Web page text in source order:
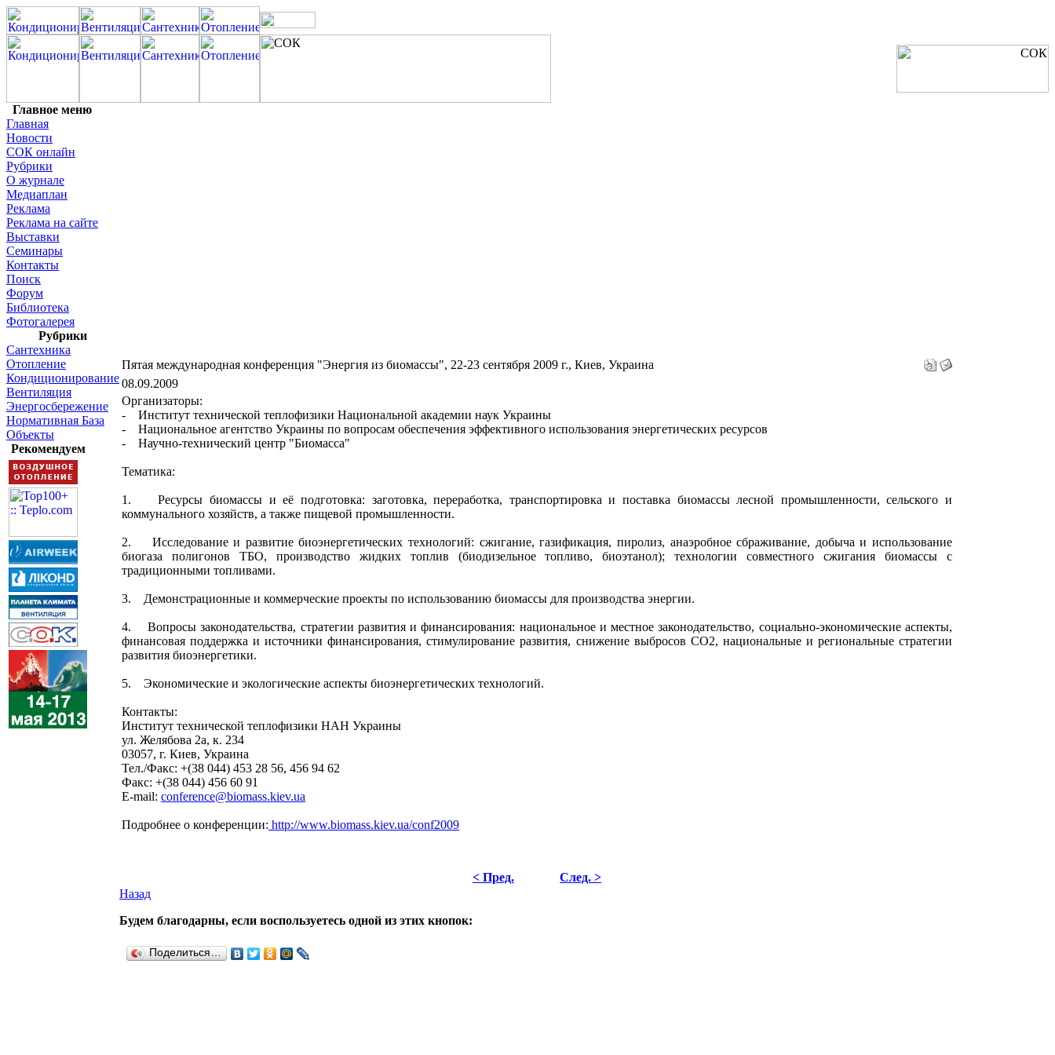
Главное меню
Главная
Новости
СОК онлайн
Рубрики
О журнале
Медиаплан
Реклама
Реклама на сайте
Выставки
Семинары
Контакты
Поиск
Форум
Библиотека
Фотогалерея
Рубрики
Сантехника
Отопление
Кондиционирование
Вентиляция
Энергосбережение
Нормативная База
Объекты
Рекомендуем
Пятая международная конференция "Энергия из биомассы", 22-23 сентября 2009 г., Киев, Украина
08.09.2009
Организаторы:
- Институт технической теплофизики Национальной академии наук Украины
- Национальное агентство Украины по вопросам обеспечения эффективного использования энергетических ресурсов
- Научно-технический центр "Биомасса"
Тематика:
1. Ресурсы биомассы и её подготовка: заготовка, переработка, транспортировка и поставка биомассы лесной промышленности, сельского и
коммунального хозяйств, а также пищевой промышленности.
2. Исследование и развитие биоэнергетических технологий: сжигание, газификация, пиролиз, анаэробное сбраживание, добыча и использование
биогаза полигонов ТБО, производство жидких топлив (биодизельное топливо, биоэтанол); технологии совместного сжигания биомассы с
традиционными топливами.
3. Демонстрационные и коммерческие проекты по использованию биомассы для производства энергии.
4. Вопросы законодательства, стратегии развития и финансирования: национальное и местное законодательство, социально-экономические аспекты,
финансовая поддержка и источники финансирования, стимулирование развития, снижение выбросов СО2, национальные и региональные стратегии
развития биоэнергетики.
5. Экономические и экологические аспекты биоэнергетических технологий.
Контакты:
Институт технической теплофизики НАН Украины
ул. Желябова 2а, к. 234
03057, г. Киев, Украина
Тел./Факс: +(38 044) 453 28 56, 456 94 62
Факс: +(38 044) 456 60 91
Е-mail: conference@biomass.kiev.ua
Подробнее о конференции: http://www.biomass.kiev.ua/conf2009
< Пред.
След. >
Назад
Будем благодарны, если воспользуетесь одной из этих кнопок:
Поделиться…